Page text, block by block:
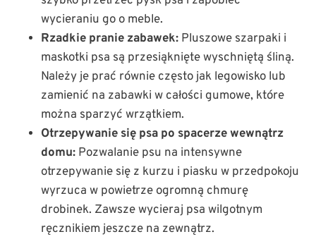
wycieraniu go o meble.
Rzadkie pranie zabawek: Pluszowe szarpaki i
maskotki psa są przesiąknięte wyschniętą śliną.
Należy je prać równie często jak legowisko lub
zamienić na zabawki w całości gumowe, które
można sparzyć wrzątkiem.
Otrzepywanie się psa po spacerze wewnątrz
domu: Pozwalanie psu na intensywne
otrzepywanie się z kurzu i piasku w przedpokoju
wyrzuca w powietrze ogromną chmurę
drobinek. Zawsze wycieraj psa wilgotnym
ręcznikiem jeszcze na zewnątrz.